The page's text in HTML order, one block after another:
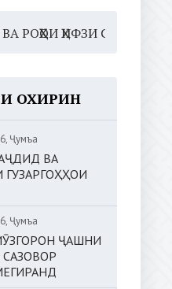
ҲИФЗИ САЛОМАТӢ
ОХИРИН
Ҷумъа
ВА
ГУЗАРГОҲҲОИ
Ҷумъа
ҶАШНИ